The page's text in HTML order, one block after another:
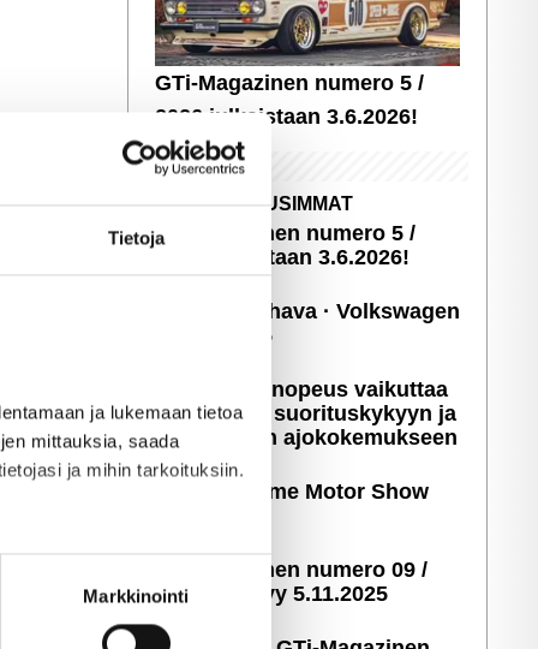
Tietoja
ja lukemaan tietoa
mittauksia, saada
ja mihin tarkoituksiin.
Markkinointi
GTi-Magazinen numero 5 /
2026 julkaistaan 3.6.2026!
UUSIMMAT
GTi-Magazinen numero 5 /
2026 julkaistaan 3.6.2026!
Sopivasti Lihava · Volkswagen
Kleinbus '75
Miten latausnopeus vaikuttaa
sähköauton suori­tus­ky­kyyn ja
päivittäiseen ajoko­ke­muk­seen
Kuvia: X-treme Motor Show
GTi-Magazinen numero 09 /
2025 ilmestyy 5.11.2025